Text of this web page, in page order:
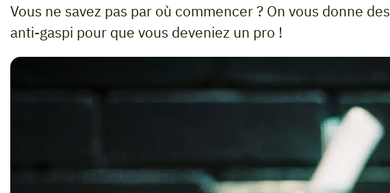
Vous ne savez pas par où commencer ? On vous donne des
anti-gaspi pour que vous deveniez un pro !